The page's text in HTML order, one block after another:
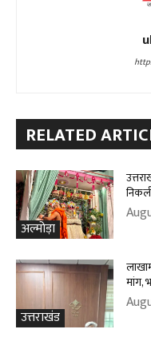
RELATED
अल्मोड़ा
उत्तराखंड
मांग,